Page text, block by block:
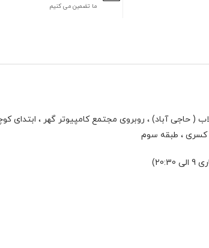
ما تضمین می کنیم
( حاجی آباد) ، روبروی مجتمع كامپيوتر گهر ، ابتدای
، طبقه سوم